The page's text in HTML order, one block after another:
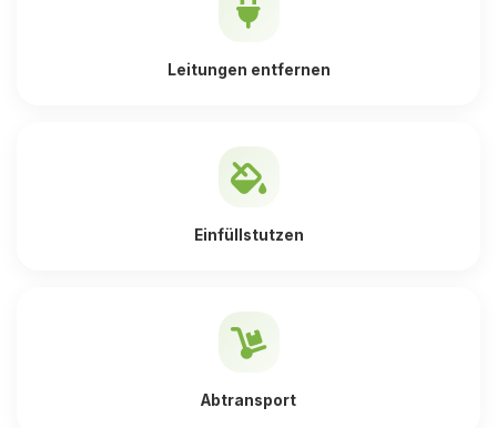
Leitungen entfernen
Einfüllstutzen
Abtransport